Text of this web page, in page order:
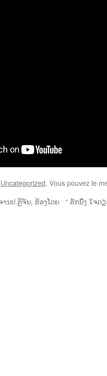
Uncategorized. Vous pouvez le
ານປ.ຕຼີຈັນ, ຮ້ອງໂດຍ
“ ຮັກນື່ງ ໃຈດ